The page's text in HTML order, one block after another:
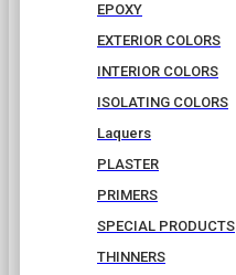
EPOXY
EXTERIOR COLORS
INTERIOR COLORS
ISOLATING COLORS
Laquers
PLASTER
PRIMERS
SPECIAL PRODUCTS
THINNERS